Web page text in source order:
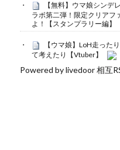
【無料】ウマ娘シンデ
ラボ第二弾！限定クリアフ
よ！【スタンプラリー編】
【ウマ娘】LoH走った
て考えたり【Vtuber】
Powered by livedoor 相互